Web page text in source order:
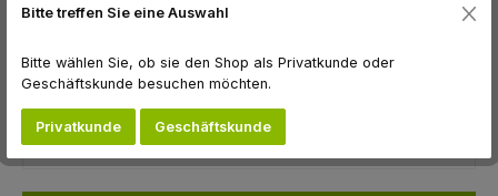
Produkt Anzahl: Gib den gewünschten Wert ein oder benutze die
Alubeutel
Zum Merkzettel hinzufügen
Produktnummer:F07084
Hersteller:
Trifolio-M GmbH
Bitte treffen Sie eine Auswahl
Bitte wählen Sie, ob sie den Shop als Privatkunde oder
Geschäftskunde besuchen möchten.
Privatkunde Geschäftskunde